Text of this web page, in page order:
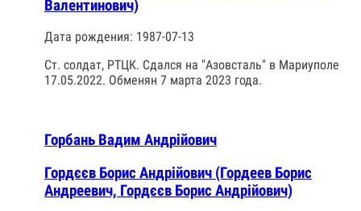
Валентинович)
Дата рождения: 1987-07-13
Ст. солдат, РТЦК. Сдался на "Азовсталь" в Мариуполе
17.05.2022. Обменян 7 марта 2023 года.
Горбань Вадим Андрійович
Гордєєв Борис Андрiйович (Гордеев Борис
Андреевич, Гордєєв Борис Андрійович)